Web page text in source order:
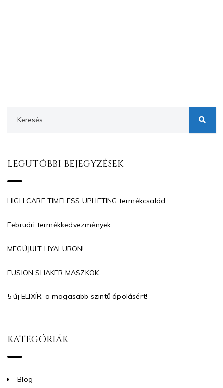
LEGUTÓBBI BEJEGYZÉSEK
HIGH CARE TIMELESS UPLIFTING termékcsalád
Februári termékkedvezmények
MEGÚJULT HYALURON!
FUSION SHAKER MASZKOK
5 új ELIXÍR, a magasabb szintű ápolásért!
KATEGÓRIÁK
Blog